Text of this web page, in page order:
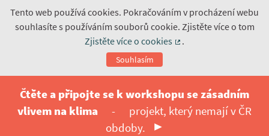
Tento web používá cookies. Pokračováním v procházení webu
souhlasíte s používáním souborů cookie. Zjistěte více o tom
Zjistěte více o cookies
.
Souhlasím
Čtěte a připojte se k workshopu se zásadním
vlivem na klima
-
projekt, který nemají v ČR
obdoby.